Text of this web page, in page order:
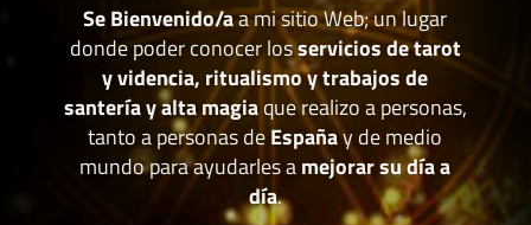
Se Bienvenido/aa mi sitio Web; un lugar
donde poder conocer losservicios de tarot
y videncia, ritualismo y trabajos de
santería y alta magiaque realizo a personas,
tanto a personas deEspañay de medio
mundo para ayudarles amejorar su día a
día.